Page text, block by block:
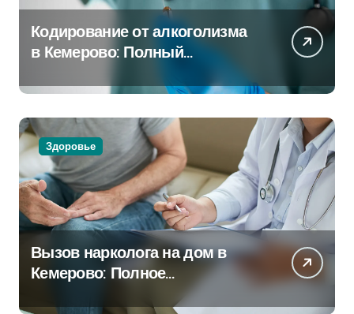
Кодирование от алкоголизма
в Кемерово: Полный
Здоровье
Вызов нарколога на дом в
Кемерово: Полное